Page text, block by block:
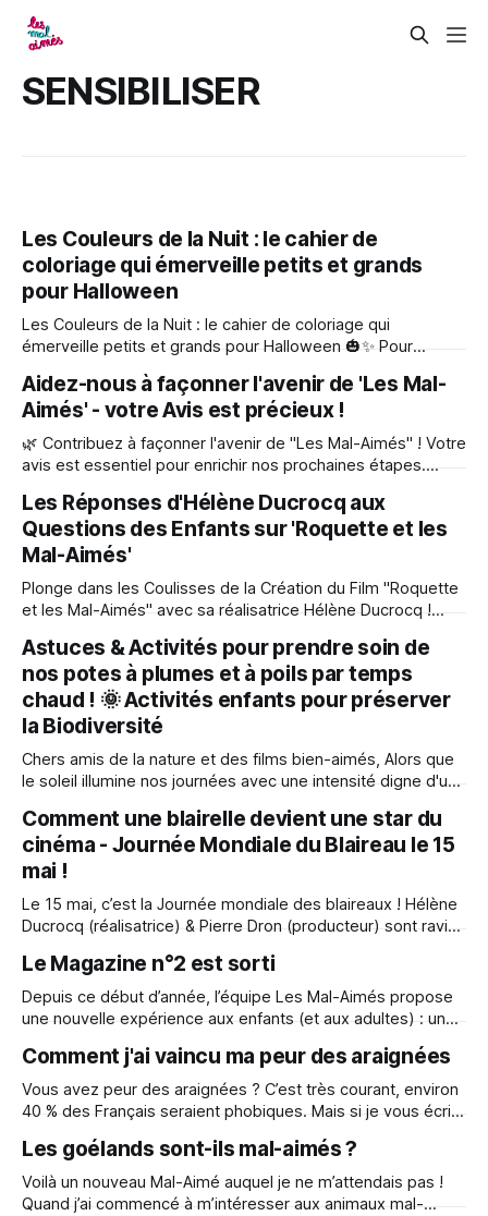
SENSIBILISER
Les Couleurs de la Nuit : le cahier de
coloriage qui émerveille petits et grands
pour Halloween
Les Couleurs de la Nuit : le cahier de coloriage qui
émerveille petits et grands pour Halloween 🎃✨ Pour
nouveau cahier de coloriage inspiré des adorables héros de
Maraude & Murphy, issus de l'univers des Mal-Aimés, en
film et en
Aidez-nous à façonner l'avenir de 'Les Mal-
Aimés' - votre Avis est précieux !
🌿 Contribuez à façonner l'avenir de "Les Mal-Aimés" ! Votre
avis est essentiel pour enrichir nos prochaines étapes.
entendre votre voix pour la biodiversité et la créativité des
enfants. Je donne mon avis ! Valence, début juillet 2024
Très cher
Les Réponses d'Hélène Ducrocq aux
Questions des Enfants sur 'Roquette et les
Mal-Aimés'
Plonge dans les Coulisses de la Création du Film "Roquette
et les Mal-Aimés" avec sa réalisatrice Hélène Ducrocq !
réalisatrice du Film "Roquette et les Mal-Aimés",
actuellement en salle depuis sa sortie le 7 février 2024.
Astuces & Activités pour prendre soin de
nos potes à plumes et à poils par temps
chaud ! 🌞 Activités enfants pour préserver
la Biodiversité
Chers amis de la nature et des films bien-aimés, Alors que
le soleil illumine nos journées avec une intensité digne d'une
sur nos amis à poils et à plumes qui cherchent un moyen de
se rafraîchir. Dans cet
Comment une blairelle devient une star du
cinéma - Journée Mondiale du Blaireau le 15
mai !
Le 15 mai, c’est la Journée mondiale des blaireaux ! Hélène
Ducrocq (réalisatrice) & Pierre Dron (producteur) sont ravis
coulisses captivantes de la production d'un film
extraordinaire qui célèbre la journée mondiale du Blaireau
organisée par l&
Le Magazine n°2 est sorti
Depuis ce début d’année, l’équipe Les Mal-Aimés propose
une nouvelle expérience aux enfants (et aux adultes) : un
façon créative et ludique 1 trimestriel, qui sort à chaque
nouvelle saison, avec : * des Histoires, * des Jeux, * des
Actualités, * des Activités, * des
Comment j'ai vaincu ma peur des araignées
Vous avez peur des araignées ? C’est très courant, environ
40 % des Français seraient phobiques. Mais si je vous écris
passée d’ultra-arachnophobe à être capable de prendre
une araignée dans la main. Oui, je vous promets, c’est
Les goélands sont-ils mal-aimés ?
Voilà un nouveau Mal-Aimé auquel je ne m’attendais pas !
Quand j’ai commencé à m’intéresser aux animaux mal-